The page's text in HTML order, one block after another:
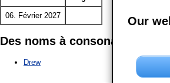
06. Février 2027
Des noms à consonance
Drew
Our